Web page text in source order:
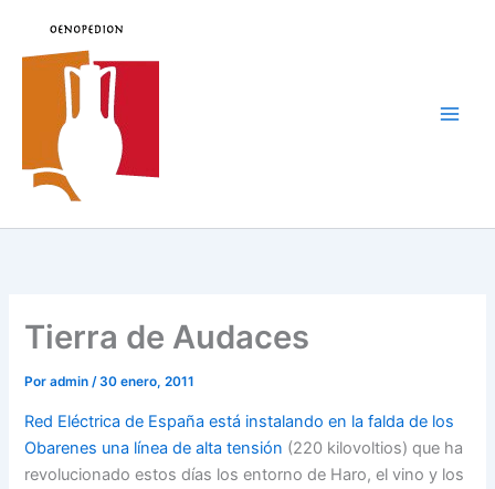
contenido
Tierra de Audaces
Poradmin/30 enero, 2011
Red Eléctrica de España está instalando en la falda de los
Obarenes una línea de alta tensión (220 kilovoltios) que ha
revolucionado estos días los entorno de Haro, el vino y los